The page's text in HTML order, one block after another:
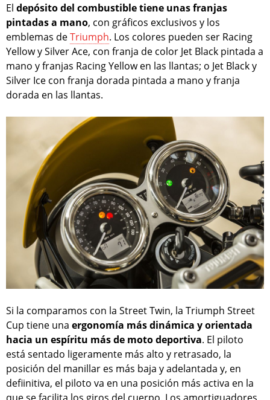
El depósito del combustible tiene unas franjas
pintadas a mano, con gráficos exclusivos y los
emblemas deTriumph. Los colores pueden ser Racing
Yellow y Silver Ace, con franja de color Jet Black pintada a
mano y franjas Racing Yellow en las llantas; o Jet Black y
Silver Ice con franja dorada pintada a mano y franja
dorada en las llantas.
Si la comparamos con la Street Twin, la Triumph Street
Cup tiene una ergonomía más dinámica y orientada
hacia un espíritu más de moto deportiva. El piloto
está sentado ligeramente más alto y retrasado, la
posición del manillar es más baja y adelantada y, en
defiinitiva, el piloto va en una posición más activa en la